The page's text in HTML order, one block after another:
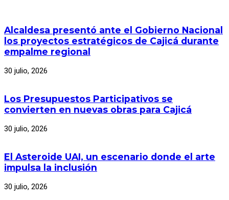
Alcaldesa presentó ante el Gobierno Nacional
los proyectos estratégicos de Cajicá durante
empalme regional
30 julio, 2026
Los Presupuestos Participativos se
convierten en nuevas obras para Cajicá
30 julio, 2026
El Asteroide UAI, un escenario donde el arte
impulsa la inclusión
30 julio, 2026